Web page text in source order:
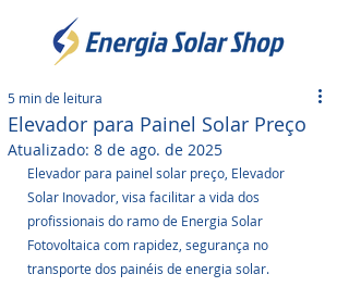
Elevador para Painel Solar Preço
5 min de leitura
Atualizado: 8 de ago. de 2025
Elevador para painel solar preço, Elevador
Solar Inovador, visa facilitar a vida dos
profissionais do ramo de Energia Solar
Fotovoltaica com rapidez, segurança no
transporte dos painéis de energia solar.